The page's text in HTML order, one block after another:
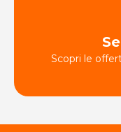
Scopri le